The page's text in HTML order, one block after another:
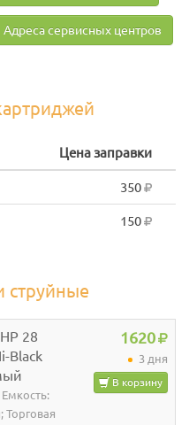
Адреса сервисных центров
Цена заправки
350
150
струйные
28
Black
Емкость:
Торговая
1620
3 дня
В корзину